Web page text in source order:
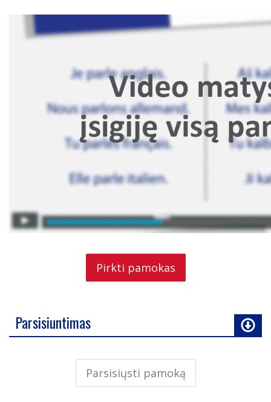
Pirkti pamokas
Parsisiuntimas
Parsisiųsti pamoką